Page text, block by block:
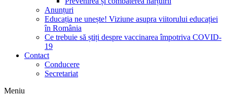
Anunțuri
Educația ne unește! Viziune asupra viitorului educației
în România
Ce trebuie să știți despre vaccinarea împotriva COVID-
19
Contact
Conducere
Secretariat
Meniu